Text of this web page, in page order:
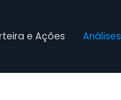
e Ações Análises